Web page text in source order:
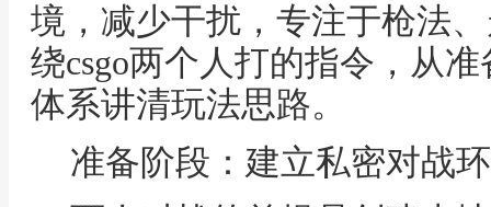
境，减少干扰，专注于枪法
绕csgo两个人打的指令，从
体系讲清玩法思路。
准备阶段：建立私密对战